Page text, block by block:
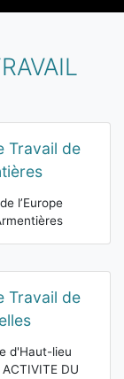
Travail de
l’Europe
Travail de
d'Haut-lieu
DU